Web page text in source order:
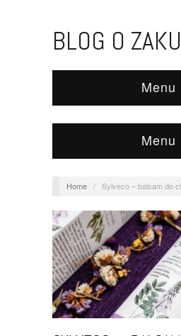
BLOG O
Menu
Menu
Home / Sylveco – balsam do